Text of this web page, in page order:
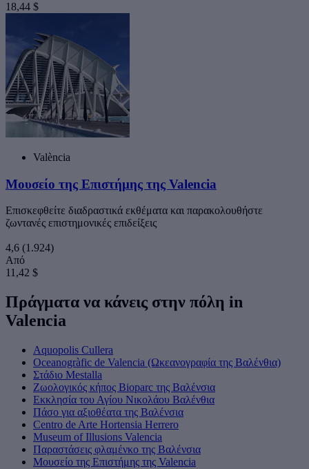
18,44 $
València
Μουσείο της Επιστήμης της Valencia
Επισκεφθείτε διαδραστικά εκθέματα και παρακολουθήστε
ζωντανές επιστημονικές επιδείξεις
4,6 (1.924)
Από
11,42 $
Πράγματα να κάνεις στην πόλη in
Valencia
Aquopolis Cullera
Oceanogràfic de Valencia (Ωκεανογραφία της Βαλένθια)
Στάδιο Mestalla
Ζωολογικός κήπος Bioparc της Βαλένσια
Εκκλησία του Αγίου Νικολάου Βαλένθια
Πάσο για αξιοθέατα της Βαλένσια
Centro de Arte Hortensia Herrero
Museum of Illusions Valencia
Παραστάσεις φλαμένκο της Βαλένσια
Μουσείο της Επιστήμης της Valencia